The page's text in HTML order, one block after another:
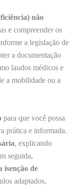
não
e compreender os
a legislação de
a documentação
laudos médicos e
a mobilidade ou a
para que você possa
prática e informada.
, explicando
seguida,
isenção de
adaptados,